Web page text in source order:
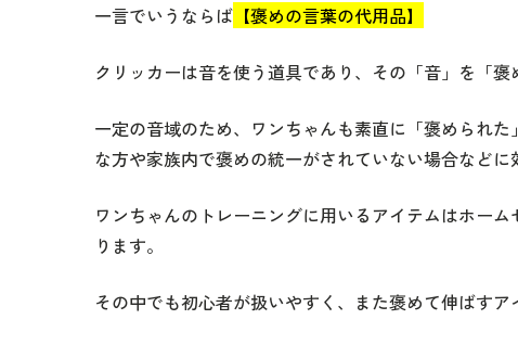
一言でいうならば 【褒めの言葉の代用品】
クリッカーは音を使う道具であり、その「音」を「褒
一定の音域のため、ワンちゃんも素直に「褒められ
な方や家族内で褒めの統一がされていない場合などに
ワンちゃんのトレーニングに用いるアイテムはホー
ります。
その中でも初心者が扱いやすく、また褒めて伸ばすア